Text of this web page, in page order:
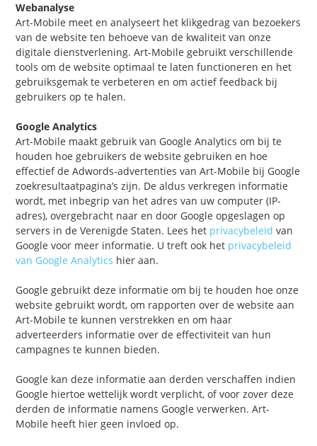
Webanalyse
Art-Mobile meet en analyseert het klikgedrag van bezoekers
van de website ten behoeve van de kwaliteit van onze
digitale dienstverlening. Art-Mobile gebruikt verschillende
tools om de website optimaal te laten functioneren en het
gebruiksgemak te verbeteren en om actief feedback bij
gebruikers op te halen.
Google Analytics
Art-Mobile maakt gebruik van Google Analytics om bij te
houden hoe gebruikers de website gebruiken en hoe
effectief de Adwords-advertenties van Art-Mobile bij Google
zoekresultaatpagina’s zijn. De aldus verkregen informatie
wordt, met inbegrip van het adres van uw computer (IP-
adres), overgebracht naar en door Google opgeslagen op
servers in de Verenigde Staten. Lees het privacybeleid van
Google voor meer informatie. U treft ook het privacybeleid
van Google Analytics hier aan.
Google gebruikt deze informatie om bij te houden hoe onze
website gebruikt wordt, om rapporten over de website aan
Art-Mobile te kunnen verstrekken en om haar
adverteerders informatie over de effectiviteit van hun
campagnes te kunnen bieden.
Google kan deze informatie aan derden verschaffen indien
Google hiertoe wettelijk wordt verplicht, of voor zover deze
derden de informatie namens Google verwerken. Art-
Mobile heeft hier geen invloed op.